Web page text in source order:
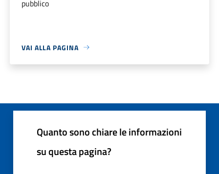
pubblico
VAI ALLA PAGINA
Quanto sono chiare le informazioni
su questa pagina?